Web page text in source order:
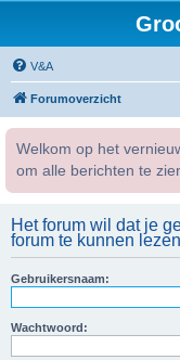
V&A
Forumoverzicht
Welkom op het
om alle berichten te
Het forum wil dat je
forum te kunnen
Gebruikersnaam:
Wachtwoord: